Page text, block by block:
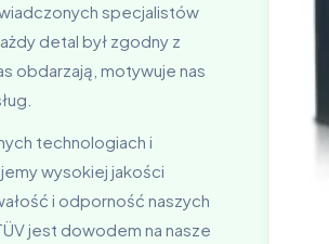
specjalistów
detal był zgodny z
obdarzają, motywuje nas
technologiach i
wysokiej jakości
i odporność naszych
jest dowodem na nasze